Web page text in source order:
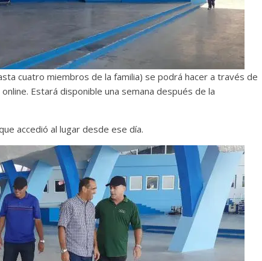
cuatro miembros de la familia) se podrá hacer a través de
Estará disponible una semana después de la
accedió al lugar desde ese día.